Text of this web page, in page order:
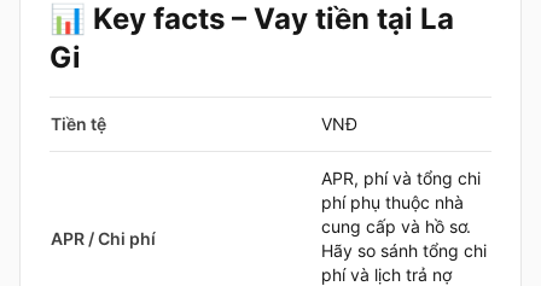
📊 Key facts – Vay tiền tại La
Gi
Tiền tệ VNĐ
APR / Chi phí
APR, phí và tổng chi
phí phụ thuộc nhà
cung cấp và hồ sơ.
Hãy so sánh tổng chi
phí và lịch trả nợ